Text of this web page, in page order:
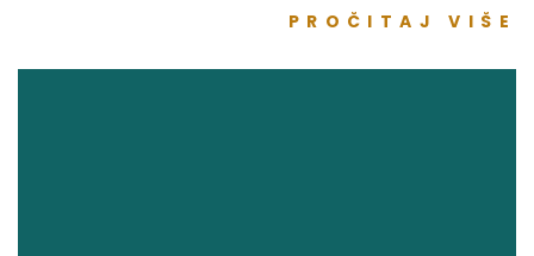
PROČITAJ VIŠE